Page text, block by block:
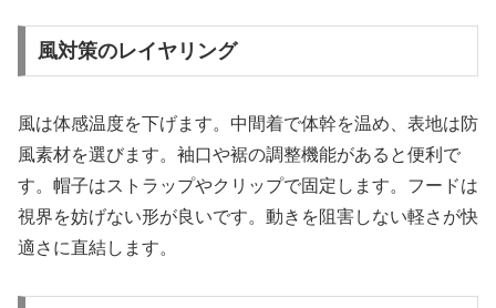
風対策のレイヤリング
風は体感温度を下げます。中間着で体幹を温め、表地は防
風素材を選びます。袖口や裾の調整機能があると便利で
す。帽子はストラップやクリップで固定します。フードは
視界を妨げない形が良いです。動きを阻害しない軽さが快
適さに直結します。